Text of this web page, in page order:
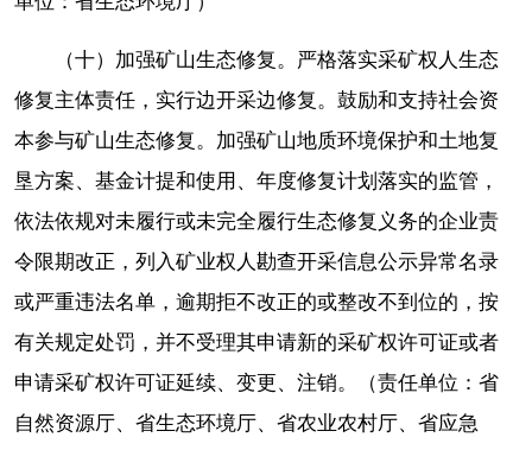
（十）加强矿山生态修复。严格落实采矿权人生态
修复主体责任，实行边开采边修复。鼓励和支持社会资
本参与矿山生态修复。加强矿山地质环境保护和土地复
垦方案、基金计提和使用、年度修复计划落实的监管，
依法依规对未履行或未完全履行生态修复义务的企业责
令限期改正，列入矿业权人勘查开采信息公示异常名录
或严重违法名单，逾期拒不改正的或整改不到位的，按
有关规定处罚，并不受理其申请新的采矿权许可证或者
申请采矿权许可证延续、变更、注销。（责任单位：省
自然资源厅、省生态环境厅、省农业农村厅、省应急